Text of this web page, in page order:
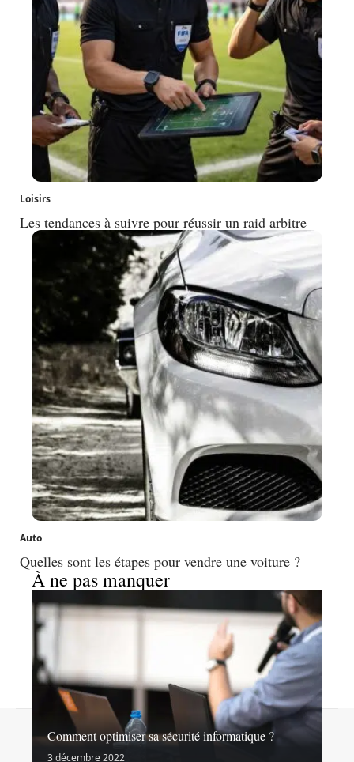
Loisirs
Les tendances à suivre pour réussir un raid arbitre
Auto
Quelles sont les étapes pour vendre une voiture ?
À ne pas manquer
Comment optimiser sa sécurité informatique ?
3 décembre 2022© 2026 | noslibertes.org
Mentions légales Sitemap